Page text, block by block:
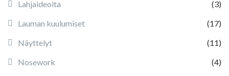
Lahjaideoita
(3)
Lauman kuulumiset
(17)
Näyttelyt
(11)
Nosework
(4)